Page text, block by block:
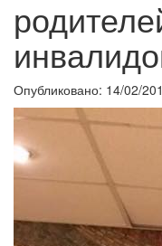
Опубликовано: 14/02/